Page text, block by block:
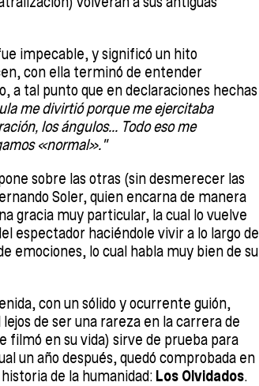
impecable, y significó un hito
con ella terminó de entender
a tal punto que en declaraciones hechas
me divirtió porque me ejercitaba
los ángulos... Todo eso me
«normal»."
sobre las otras (sin desmerecer las
Soler, quien encarna de manera
gracia muy particular, la cual lo vuelve
espectador haciéndole vivir a lo largo de
emociones, lo cual habla muy bien de su
con un sólido y ocurrente guión,
de ser una rareza en la carrera de
filmó en su vida) sirve de prueba para
un año después, quedó comprobada en
de la humanidad: Los Olvidados.